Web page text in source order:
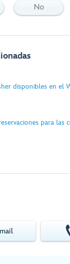
No
disponibles en el
para las